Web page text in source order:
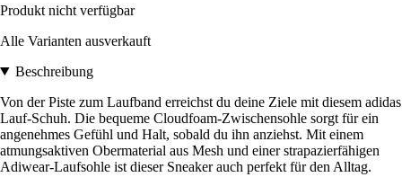
Produkt nicht verfügbar
Alle Varianten ausverkauft
Beschreibung
Von der Piste zum Laufband erreichst du deine Ziele mit diesem adidas
Lauf-Schuh. Die bequeme Cloudfoam-Zwischensohle sorgt für ein
angenehmes Gefühl und Halt, sobald du ihn anziehst. Mit einem
atmungsaktiven Obermaterial aus Mesh und einer strapazierfähigen
Adiwear-Laufsohle ist dieser Sneaker auch perfekt für den Alltag.